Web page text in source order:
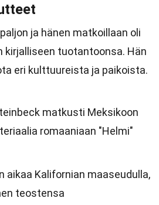
ja hänen matkoillaan oli
kirjalliseen tuotantoonsa. Hän
eri kulttuureista ja paikoista.
matkusti Meksikoon
romaaniaan "Helmi"
aikaa Kalifornian maaseudulla,
teostensa